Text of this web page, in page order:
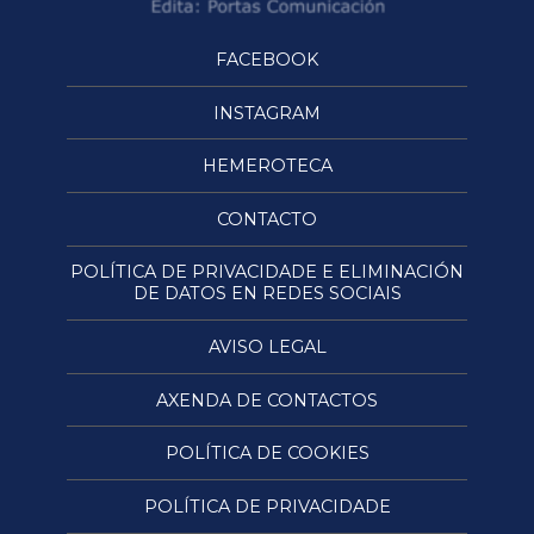
FACEBOOK
INSTAGRAM
HEMEROTECA
CONTACTO
POLÍTICA DE PRIVACIDADE E ELIMINACIÓN
DE DATOS EN REDES SOCIAIS
AVISO LEGAL
AXENDA DE CONTACTOS
POLÍTICA DE COOKIES
POLÍTICA DE PRIVACIDADE